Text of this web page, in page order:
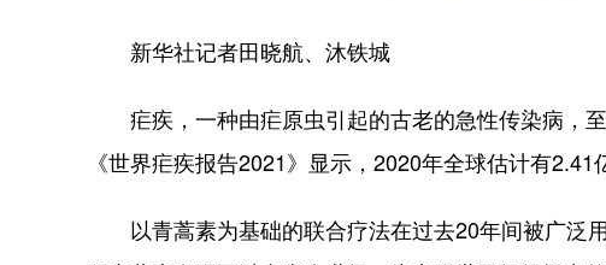
新华社记者田晓航、沐铁城
疟疾，一种由疟原虫引起的古老的急性传染病，
《世界疟疾报告2021》显示，2020年全球估计有2.41
以青蒿素为基础的联合疗法在过去20年间被广泛用